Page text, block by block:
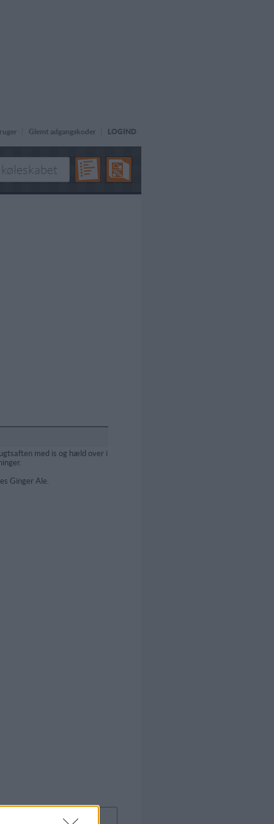
Glemt adgangskoder LOGIND
med is og hæld over i
Ginger Ale.